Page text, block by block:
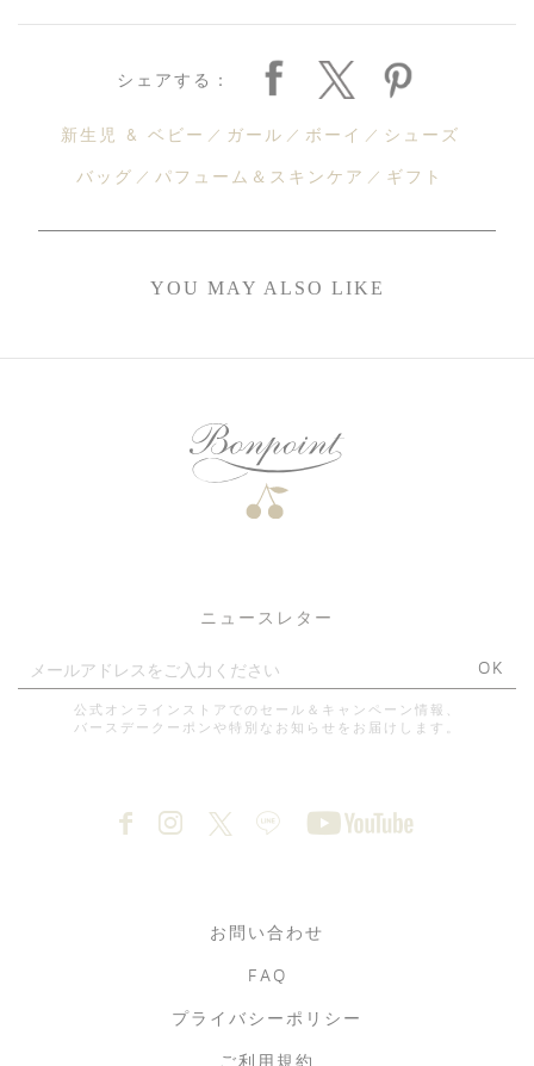
シェアする：
新生児 & ベビー ガール ボーイ シューズ
バッグ パフューム＆スキンケア ギフト
YOU MAY ALSO LIKE
お問い合わせ
FAQ
プライバシーポリシー
ご利用規約
ニュースレター
OK
公式オンラインストアでのセール＆キャンペーン情報、
バースデークーポンや特別なお知らせをお届けします。